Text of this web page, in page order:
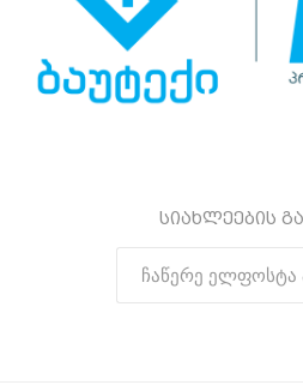
სიახლეების